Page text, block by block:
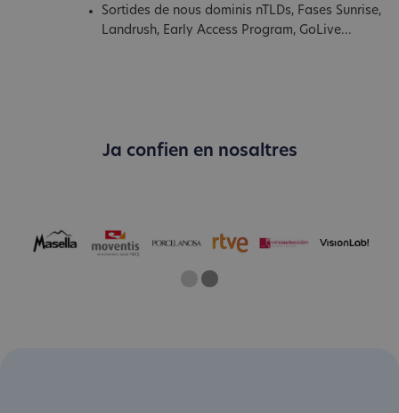
Sortides de nous dominis nTLDs, Fases Sunrise,
Landrush, Early Access Program, GoLive...
Ja confien en nosaltres
One
Current Slide
Two